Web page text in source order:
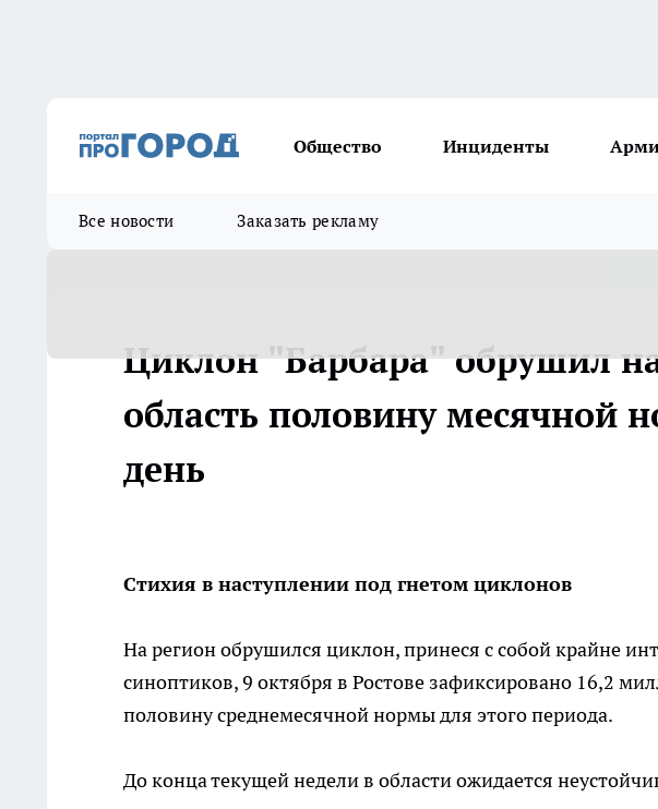
Общество Инциденты
Все новости Заказать рекламу
Циклон "Барбара" обрушил
область половину месячной
день
Стихия в наступлении под гнетом циклонов
На регион обрушился циклон, принеся с собой крайне
синоптиков, 9 октября в Ростове зафиксировано 16,2
половину среднемесячной нормы для этого периода.
До конца текущей недели в области ожидается